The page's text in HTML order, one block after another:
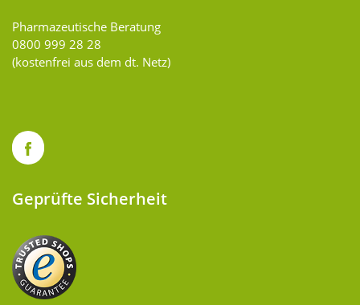
Pharmazeutische Beratung
0800 999 28 28
(kostenfrei aus dem dt. Netz)
Geprüfte Sicherheit